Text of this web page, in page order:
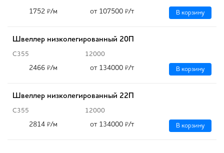
1752 ₽/м от 107500 ₽/т В корзину
Швеллер низколегированный 20П
С355 12000
2466 ₽/м от 134000 ₽/т В корзину
Швеллер низколегированный 22П
С355 12000
2814 ₽/м от 134000 ₽/т В корзину